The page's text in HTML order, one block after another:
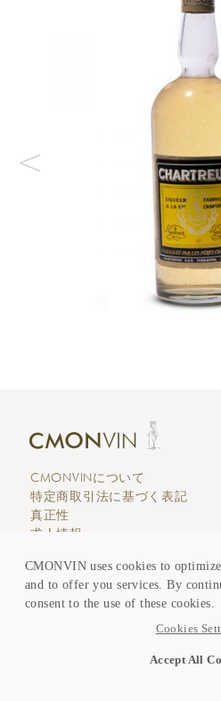
CMONVIN uses cookies to
and to offer you services. By
consent to the use of these cookies.
Cookies
Accept All
CMONVINについて
特定商取引法に基づく表記
真正性
求人情報
カスタマーサービス
支払い & 価格表示
買取 & 委託販売